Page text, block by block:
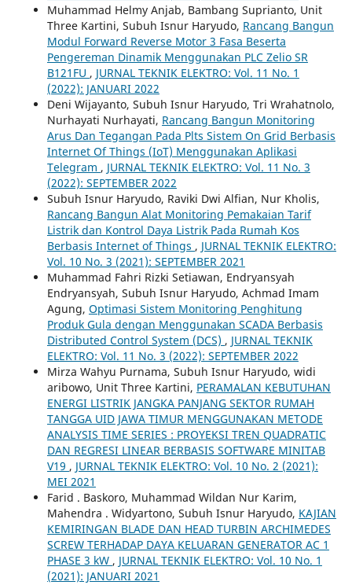
Muhammad Helmy Anjab, Bambang Suprianto, Unit
Three Kartini, Subuh Isnur Haryudo, Rancang Bangun
Modul Forward Reverse Motor 3 Fasa Beserta
Pengereman Dinamik Menggunakan PLC Zelio SR
B121FU , JURNAL TEKNIK ELEKTRO: Vol. 11 No. 1
(2022): JANUARI 2022
Deni Wijayanto, Subuh Isnur Haryudo, Tri Wrahatnolo,
Nurhayati Nurhayati, Rancang Bangun Monitoring
Arus Dan Tegangan Pada Plts Sistem On Grid Berbasis
Internet Of Things (IoT) Menggunakan Aplikasi
Telegram , JURNAL TEKNIK ELEKTRO: Vol. 11 No. 3
(2022): SEPTEMBER 2022
Subuh Isnur Haryudo, Raviki Dwi Alfian, Nur Kholis,
Rancang Bangun Alat Monitoring Pemakaian Tarif
Listrik dan Kontrol Daya Listrik Pada Rumah Kos
Berbasis Internet of Things , JURNAL TEKNIK ELEKTRO:
Vol. 10 No. 3 (2021): SEPTEMBER 2021
Muhammad Fahri Rizki Setiawan, Endryansyah
Endryansyah, Subuh Isnur Haryudo, Achmad Imam
Agung, Optimasi Sistem Monitoring Penghitung
Produk Gula dengan Menggunakan SCADA Berbasis
Distributed Control System (DCS) , JURNAL TEKNIK
ELEKTRO: Vol. 11 No. 3 (2022): SEPTEMBER 2022
Mirza Wahyu Purnama, Subuh Isnur Haryudo, widi
aribowo, Unit Three Kartini, PERAMALAN KEBUTUHAN
ENERGI LISTRIK JANGKA PANJANG SEKTOR RUMAH
TANGGA UID JAWA TIMUR MENGGUNAKAN METODE
ANALYSIS TIME SERIES : PROYEKSI TREN QUADRATIC
DAN REGRESI LINEAR BERBASIS SOFTWARE MINITAB
V19 , JURNAL TEKNIK ELEKTRO: Vol. 10 No. 2 (2021):
MEI 2021
Farid . Baskoro, Muhammad Wildan Nur Karim,
Mahendra . Widyartono, Subuh Isnur Haryudo, KAJIAN
KEMIRINGAN BLADE DAN HEAD TURBIN ARCHIMEDES
SCREW TERHADAP DAYA KELUARAN GENERATOR AC 1
PHASE 3 kW , JURNAL TEKNIK ELEKTRO: Vol. 10 No. 1
(2021): JANUARI 2021